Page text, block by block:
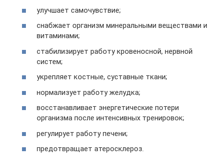
улучшает самочувствие;
снабжает организм минеральными веществами и
витаминами;
стабилизирует работу кровеносной, нервной
систем;
укрепляет костные, суставные ткани;
нормализует работу желудка;
восстанавливает энергетические потери
организма после интенсивных тренировок;
регулирует работу печени;
предотвращает атеросклероз.